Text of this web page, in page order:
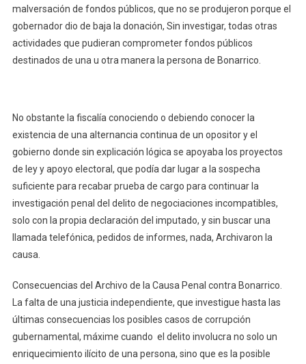
malversación de fondos públicos, que no se produjeron porque el
gobernador dio de baja la donación, Sin investigar, todas otras
actividades que pudieran comprometer fondos públicos
destinados de una u otra manera la persona de Bonarrico.
No obstante la fiscalía conociendo o debiendo conocer la
existencia de una alternancia continua de un opositor y el
gobierno donde sin explicación lógica se apoyaba los proyectos
de ley y apoyo electoral, que podía dar lugar a la sospecha
suficiente para recabar prueba de cargo para continuar la
investigación penal del delito de negociaciones incompatibles,
solo con la propia declaración del imputado, y sin buscar una
llamada telefónica, pedidos de informes, nada, Archivaron la
causa.
Consecuencias del Archivo de la Causa Penal contra Bonarrico.
La falta de una justicia independiente, que investigue hasta las
últimas consecuencias los posibles casos de corrupción
gubernamental, máxime cuando el delito involucra no solo un
enriquecimiento ilícito de una persona, sino que es la posible